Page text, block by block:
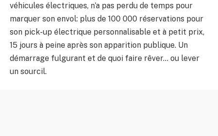
véhicules électriques, n’a pas perdu de temps pour
marquer son envol: plus de 100 000 réservations pour
son pick-up électrique personnalisable et à petit prix,
15 jours à peine après son apparition publique. Un
démarrage fulgurant et de quoi faire rêver… ou lever
un sourcil.